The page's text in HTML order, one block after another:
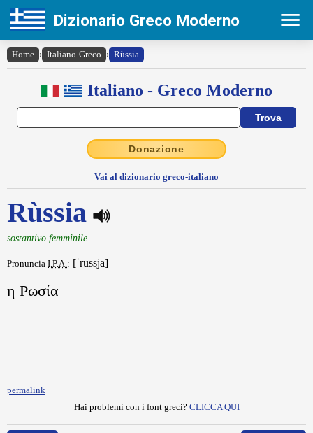
Dizionario Greco Moderno
Home › Italiano-Greco › Rùssia
Italiano - Greco Moderno
Donazione
Vai al dizionario greco-italiano
Rùssia
sostantivo femminile
Pronuncia I.P.A.: [ˈrussja]
η Ρωσία
permalink
Hai problemi con i font greci? CLICCA QUI